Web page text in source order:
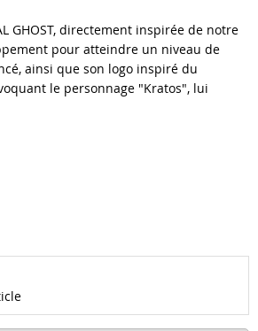
GHOST, directement inspirée de notre
pour atteindre un niveau de
ainsi que son logo inspiré du
le personnage "Kratos", lui